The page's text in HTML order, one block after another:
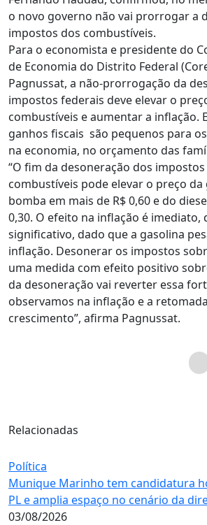
o novo governo não vai prorrogar a
impostos dos combustíveis.
Para o economista e presidente do
de Economia do Distrito Federal
Pagnussat, a não-prorrogação da
impostos federais deve elevar o
combustíveis e aumentar a inflação.
ganhos fiscais são pequenos para
na economia, no orçamento das
“O fim da desoneração dos
combustíveis pode elevar o preço da
bomba em mais de R$ 0,60 e do
0,30. O efeito na inflação é
significativo, dado que a gasolina
inflação. Desonerar os impostos
uma medida com efeito positivo
da desoneração vai reverter essa
observamos na inflação e a
crescimento”, afirma Pagnussat.
Relacionadas
Política
Munique Marinho tem candidatura
PL e amplia espaço no cenário da
03/08/2026